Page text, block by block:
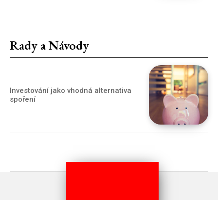
Rady a Návody
Investování jako vhodná alternativa
spoření